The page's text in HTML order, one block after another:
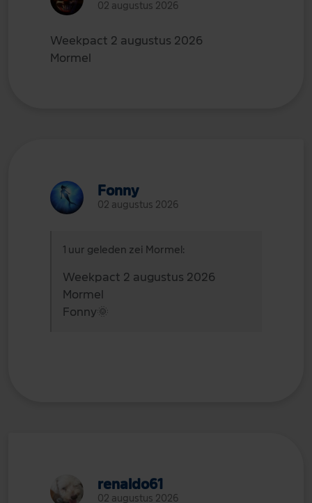
02 augustus 2026
Weekpact 2 augustus 2026
Mormel
Fonny
02 augustus 2026
1 uur geleden zei Mormel:
Weekpact 2 augustus 2026
Mormel
Fonny🌞
renaldo61
02 augustus 2026